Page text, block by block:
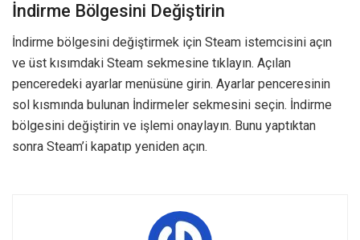
İndirme Bölgesini Değiştirin
İndirme bölgesini değiştirmek için Steam istemcisini açın
ve üst kısımdaki Steam sekmesine tıklayın. Açılan
penceredeki ayarlar menüsüne girin. Ayarlar penceresinin
sol kısmında bulunan İndirmeler sekmesini seçin. İndirme
bölgesini değiştirin ve işlemi onaylayın. Bunu yaptıktan
sonra Steam’i kapatıp yeniden açın.